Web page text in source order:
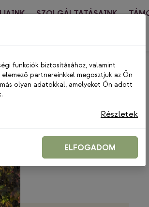
SZOLGÁLTATÁSAINK
funkciók biztosításához, valamint
partnereinkkel megosztjuk az Ön
olyan adatokkal, amelyeket Ön adott
Részletek
ELFOGADOM